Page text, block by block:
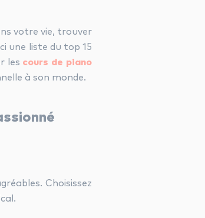
votre vie, trouver
une liste du top 15
les cours de piano
à son monde.
Choisissez